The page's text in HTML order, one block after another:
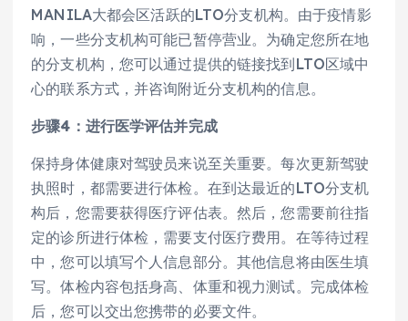
MANILA大都会区活跃的LTO分支机构。由于疫情影
响，一些分支机构可能已暂停营业。为确定您所在地
的分支机构，您可以通过提供的链接找到LTO区域中
心的联系方式，并咨询附近分支机构的信息。
步骤4：进行医学评估并完成
保持身体健康对驾驶员来说至关重要。每次更新驾驶
执照时，都需要进行体检。在到达最近的LTO分支机
构后，您需要获得医疗评估表。然后，您需要前往指
定的诊所进行体检，需要支付医疗费用。在等待过程
中，您可以填写个人信息部分。其他信息将由医生填
写。体检内容包括身高、体重和视力测试。完成体检
后，您可以交出您携带的必要文件。